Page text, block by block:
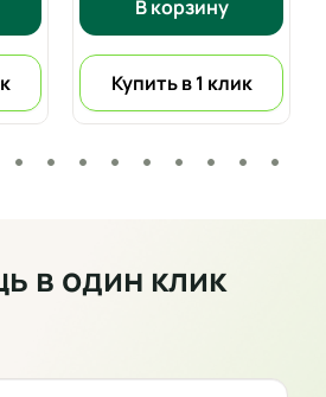
В корзину
Купить в 1 клик
в один клик